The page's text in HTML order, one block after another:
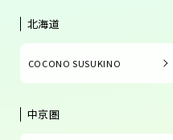
北海道
COCONO SUSUKINO
中京圏